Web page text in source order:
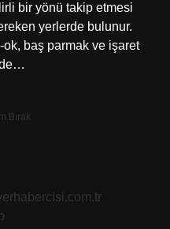
bir yönü takip etmesi
yerlerde bulunur.
baş parmak ve işaret
Bırak